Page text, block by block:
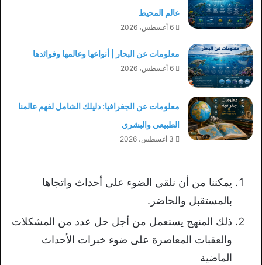
عالم المحيط
6 أغسطس، 2026
معلومات عن البحار | أنواعها وعالمها وفوائدها
6 أغسطس، 2026
معلومات عن الجغرافيا: دليلك الشامل لفهم عالمنا
الطبيعي والبشري
3 أغسطس، 2026
يمكننا من أن نلقي الضوء على أحداث واتجاها
بالمستقبل والحاضر.
ذلك المنهج يستعمل من أجل حل عدد من المشكلات
والعقبات المعاصرة على ضوء خبرات الأحداث
الماضية